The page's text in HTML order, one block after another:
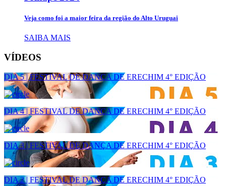
Veja como foi a maior feira da região do Alto Uruguai
SAIBA MAIS
VÍDEOS
DIA 5 | FESTIVAL DE DANÇA DE ERECHIM 4° EDIÇÃO
DIA 4 | FESTIVAL DE DANÇA DE ERECHIM 4° EDIÇÃO
DIA 3 | FESTIVAL DE DANÇA DE ERECHIM 4° EDIÇÃO
DIA 2 | FESTIVAL DE DANÇA DE ERECHIM 4° EDIÇÃO